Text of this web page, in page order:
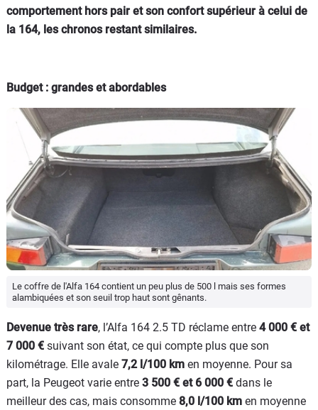
comportement hors pair et son confort supérieur à celui de
la 164, les chronos restant similaires.
Budget : grandes et abordables
Le coffre de l'Alfa 164 contient un peu plus de 500 l mais ses formes
alambiquées et son seuil trop haut sont gênants.
Devenue très rare, l’Alfa 164 2.5 TD réclame entre 4 000 € et
7 000 € suivant son état, ce qui compte plus que son
kilométrage. Elle avale 7,2 l/100 km en moyenne. Pour sa
part, la Peugeot varie entre 3 500 € et 6 000 € dans le
meilleur des cas, mais consomme 8,0 l/100 km en moyenne